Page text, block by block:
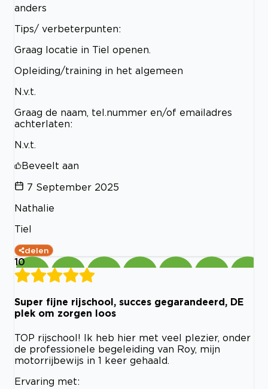
anders
Tips/ verbeterpunten:
Graag locatie in Tiel openen.
Opleiding/training in het algemeen
N.v.t.
Graag de naam, tel.nummer en/of emailadres
achterlaten:
N.v.t.
Beveelt aan
7 September 2025
Nathalie
Tiel
delen
10
Super fijne rijschool, succes gegarandeerd, DE
plek om zorgen loos
TOP rijschool! Ik heb hier met veel plezier, onder
de professionele begeleiding van Roy, mijn
motorrijbewijs in 1 keer gehaald.
Ervaring met: